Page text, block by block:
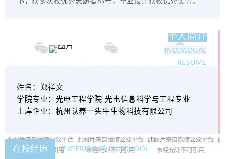
个人简介
INDIVIDUAL
RESUME
姓名： 郑祥文
学院专业： 光电工程学院 光电信息科学与工程专业
上岸企业： 杭州认养一头牛生物科技有限公司
在校经历 EXPERIENCE IN SCHOOL